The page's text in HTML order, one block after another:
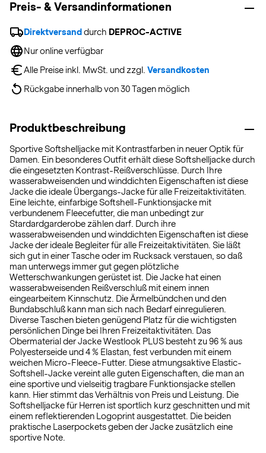
Preis- & Versandinformationen
Direktversand durch DEPROC-ACTIVE
Nur online verfügbar
Alle Preise inkl. MwSt. und zzgl. Versandkosten
Rückgabe innerhalb von 30 Tagen möglich
Produktbeschreibung
Sportive Softshelljacke mit Kontrastfarben in neuer Optik für
Damen. Ein besonderes Outfit erhält diese Softshelljacke durch
die eingesetzten Kontrast-Reißverschlüsse. Durch Ihre
wasserabweisenden und winddichten Eigenschaften ist diese
Jacke die ideale Übergangs-Jacke für alle Freizeitaktivitäten.
Eine leichte, einfarbige Softshell-Funktionsjacke mit
verbundenem Fleecefutter, die man unbedingt zur
Stardardgarderobe zählen darf. Durch ihre
wasserabweisenden und winddichten Eigenschaften ist diese
Jacke der ideale Begleiter für alle Freizeitaktivitäten. Sie läßt
sich gut in einer Tasche oder im Rucksack verstauen, so daß
man unterwegs immer gut gegen plötzliche
Wetterschwankungen gerüstet ist. Die Jacke hat einen
wasserabweisenden Reißverschluß mit einem innen
eingearbeitem Kinnschutz. Die Ärmelbündchen und den
Bundabschluß kann man sich nach Bedarf einregulieren.
Diverse Taschen bieten genügend Platz für die wichtigsten
persönlichen Dinge bei Ihren Freizeitaktivitäten. Das
Obermaterial der Jacke Westlook PLUS besteht zu 96 % aus
Polyesterseide und 4 % Elastan, fest verbunden mit einem
weichen Micro-Fleece-Futter. Diese atmungsaktive Elastic-
Softshell-Jacke vereint alle guten Eigenschaften, die man an
eine sportive und vielseitig tragbare Funktionsjacke stellen
kann. Hier stimmt das Verhältnis von Preis und Leistung. Die
Softshelljacke für Herren ist sportlich kurz geschnitten und mit
einem reflektierenden Logoprint ausgestattet. Die beiden
praktische Laserpockets geben der Jacke zusätzlich eine
sportive Note.